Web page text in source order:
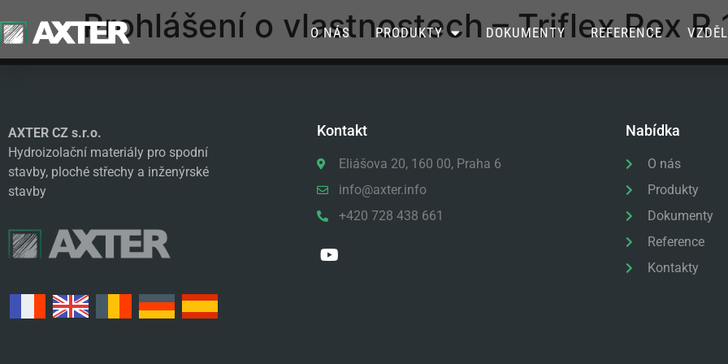
O NÁS PRODUKTY DOKUMENTY REFERENCE
Prohlášení o vlastnostech – Triflex Pox R
AXTER CZ s.r.o.
Hydroizolační materiály pro spodní
stavby, ploché střechy a inženýrské
stavby
Kontakt
Eliášova 20, 160 00, Praha 6
info@axter.info
+420 728 438 661
Nabídka
O nás
Produkty
Dokumenty
Reference
Kontakty